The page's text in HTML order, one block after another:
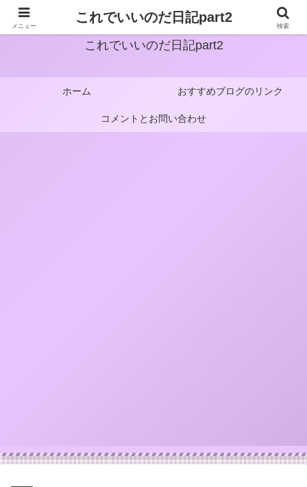
これでいいのだ日記part2
ホーム おすすめブログのリンク
コメントとお問い合わせ
メニュー
これでいいのだ日記part2
検索